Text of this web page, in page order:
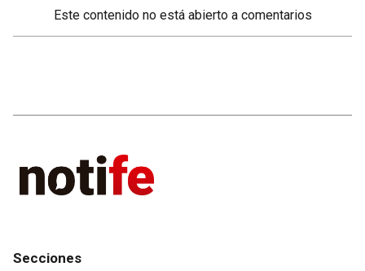
Este contenido no está abierto a comentarios
Secciones